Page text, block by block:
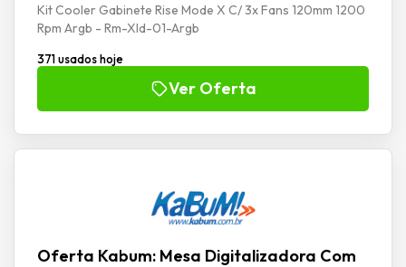
Kit Cooler Gabinete Rise Mode X C/ 3x Fans 120mm 1200
Rpm Argb - Rm-Xld-01-Argb
371 usados hoje
Ver Oferta
Oferta Kabum: Mesa Digitalizadora Com